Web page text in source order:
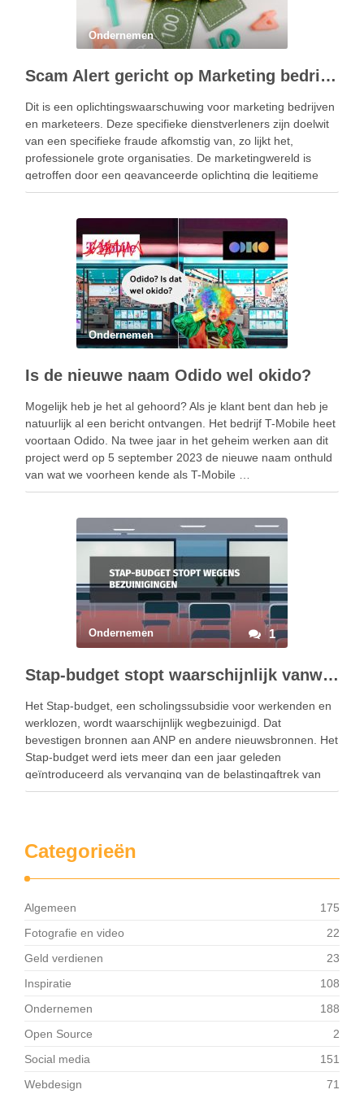
Ondernemen
Scam Alert gericht op Marketing bedrijven
Dit is een oplichtingswaarschuwing voor marketing bedrijven
en marketeers. Deze specifieke dienstverleners zijn doelwit
van een specifieke fraude afkomstig van, zo lijkt het,
professionele grote organisaties. De marketingwereld is
getroffen door een geavanceerde oplichting die legitieme
zakelijke voorstellen van een internationaal bedrijf nabootst.
Ondernemen
Is de nieuwe naam Odido wel okido?
Mogelijk heb je het al gehoord? Als je klant bent dan heb je
natuurlijk al een bericht ontvangen. Het bedrijf T-Mobile heet
voortaan Odido. Na twee jaar in het geheim werken aan dit
project werd op 5 september 2023 de nieuwe naam onthuld
van wat we voorheen kende als T-Mobile …
Ondernemen 1
Stap-budget stopt waarschijnlijk vanwege kabinetsbezuiniging
Het Stap-budget, een scholingssubsidie voor werkenden en
werklozen, wordt waarschijnlijk wegbezuinigd. Dat
bevestigen bronnen aan ANP en andere nieuwsbronnen. Het
Stap-budget werd iets meer dan een jaar geleden
geïntroduceerd als vervanging van de belastingaftrek van
scholingskosten. Het was eigenlijk een scholingssubsidie van
Categorieën
Algemeen
175
Fotografie en video
22
Geld verdienen
23
Inspiratie
108
Ondernemen
188
Open Source
2
Social media
151
Webdesign
71